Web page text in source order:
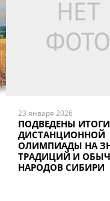
23 января 2026
ПОДВЕДЕНЫ ИТОГИ
ДИСТАНЦИОННОЙ
ОЛИМПИАДЫ НА
ТРАДИЦИЙ И
НАРОДОВ СИБИРИ